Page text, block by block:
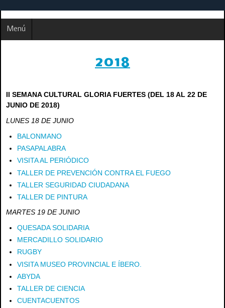
Menú
2018
II SEMANA CULTURAL GLORIA FUERTES (DEL 18 AL 22 DE
JUNIO DE 2018)
LUNES 18 DE JUNIO
BALONMANO
PASAPALABRA
VISITA AL PERIÓDICO
TALLER DE PREVENCIÓN CONTRA EL FUEGO
TALLER SEGURIDAD CIUDADANA
TALLER DE PINTURA
MARTES 19 DE JUNIO
QUESADA SOLIDARIA
MERCADILLO SOLIDARIO
RUGBY
VISITA MUSEO PROVINCIAL E ÍBERO.
ABYDA
TALLER DE CIENCIA
CUENTACUENTOS